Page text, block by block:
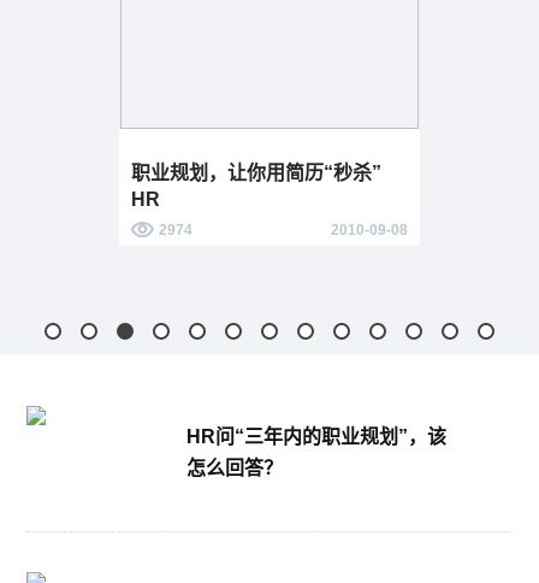
职业规划，让你用简历“秒杀”
HR
 2974 2010-09-08
HR问“三年内的职业规划”，该
怎么回答？